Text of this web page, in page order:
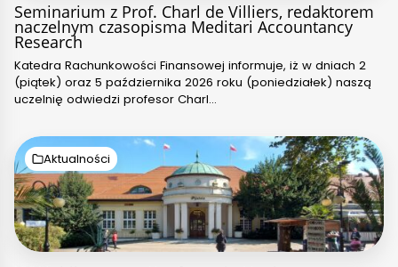
Seminarium z Prof. Charl de Villiers, redaktorem
naczelnym czasopisma Meditari Accountancy
Research
Katedra Rachunkowości Finansowej informuje, iż w dniach 2
(piątek) oraz 5 października 2026 roku (poniedziałek) naszą
uczelnię odwiedzi profesor Charl…
Aktualności